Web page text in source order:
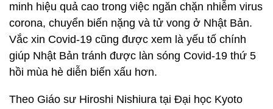
minh hiệu quả cao trong việc ngăn chặn nhiễm virus
corona, chuyển biến nặng và tử vong ở Nhật Bản.
Vắc xin Covid-19 cũng được xem là yếu tố chính
giúp Nhật Bản tránh được làn sóng Covid-19 thứ 5
hồi mùa hè diễn biến xấu hơn.
Theo Giáo sư Hiroshi Nishiura tại Đại học Kyoto